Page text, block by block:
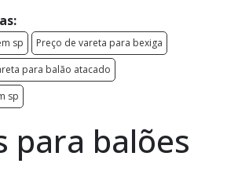
sp
Preço de vareta para bexiga
para balão atacado
sp
para balões